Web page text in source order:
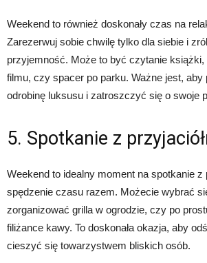
Weekend to również doskonały czas na
Zarezerwuj sobie chwilę tylko dla siebie i
przyjemność. Może to być czytanie książki,
filmu, czy spacer po parku. Ważne jest, aby
odrobinę luksusu i zatroszczyć się o swoje
5. Spotkanie z
Weekend to idealny moment na spotkanie z
spędzenie czasu razem. Możecie wybrać
zorganizować grilla w ogrodzie, czy po
filiżance kawy. To doskonała okazja, aby
cieszyć się towarzystwem bliskich osób.